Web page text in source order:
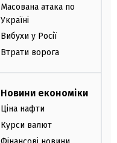
Масована атака по
Україні
Вибухи у Росії
Втрати ворога
Новини економіки
Ціна нафти
Курси валют